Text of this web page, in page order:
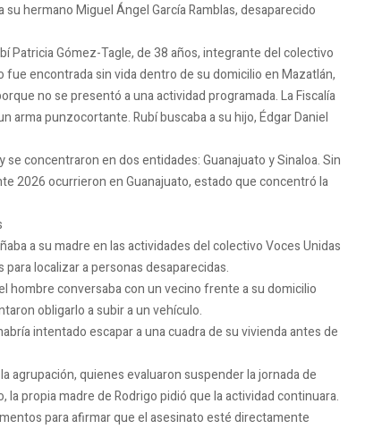
hermano Miguel Ángel García Ramblas, desaparecido
Patricia Gómez-Tagle, de 38 años, integrante del colectivo
encontrada sin vida dentro de su domicilio en Mazatlán,
no se presentó a una actividad programada. La Fiscalía
punzocortante. Rubí buscaba a su hijo, Édgar Daniel
concentraron en dos entidades: Guanajuato y Sinaloa. Sin
2026 ocurrieron en Guanajuato, estado que concentró la
a su madre en las actividades del colectivo Voces Unidas
localizar a personas desaparecidas.
hombre conversaba con un vecino frente a su domicilio
obligarlo a subir a un vehículo.
intentado escapar a una cuadra de su vivienda antes de
quienes evaluaron suspender la jornada de
propia madre de Rodrigo pidió que la actividad continuara.
para afirmar que el asesinato esté directamente